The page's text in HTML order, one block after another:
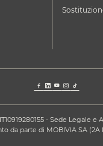
- Sede Legale
parte di MOBIVIA SA (2A